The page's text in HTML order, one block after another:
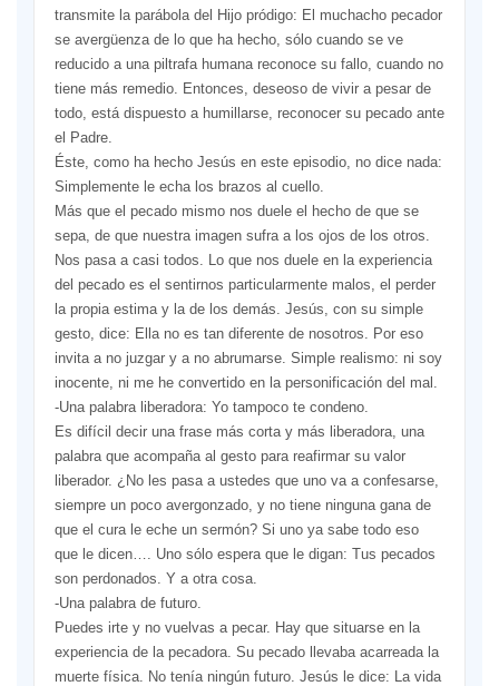
transmite la parábola del Hijo pródigo: El muchacho pecador
se avergüenza de lo que ha hecho, sólo cuando se ve
reducido a una piltrafa humana reconoce su fallo, cuando no
tiene más remedio. Entonces, deseoso de vivir a pesar de
todo, está dispuesto a humillarse, reconocer su pecado ante
el Padre.
Éste, como ha hecho Jesús en este episodio, no dice nada:
Simplemente le echa los brazos al cuello.
Más que el pecado mismo nos duele el hecho de que se
sepa, de que nuestra imagen sufra a los ojos de los otros.
Nos pasa a casi todos. Lo que nos duele en la experiencia
del pecado es el sentirnos particularmente malos, el perder
la propia estima y la de los demás. Jesús, con su simple
gesto, dice: Ella no es tan diferente de nosotros. Por eso
invita a no juzgar y a no abrumarse. Simple realismo: ni soy
inocente, ni me he convertido en la personificación del mal.
-Una palabra liberadora: Yo tampoco te condeno.
Es difícil decir una frase más corta y más liberadora, una
palabra que acompaña al gesto para reafirmar su valor
liberador. ¿No les pasa a ustedes que uno va a confesarse,
siempre un poco avergonzado, y no tiene ninguna gana de
que el cura le eche un sermón? Si uno ya sabe todo eso
que le dicen…. Uno sólo espera que le digan: Tus pecados
son perdonados. Y a otra cosa.
-Una palabra de futuro.
Puedes irte y no vuelvas a pecar. Hay que situarse en la
experiencia de la pecadora. Su pecado llevaba acarreada la
muerte física. No tenía ningún futuro. Jesús le dice: La vida